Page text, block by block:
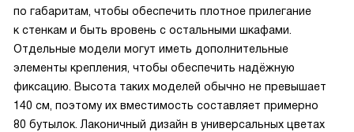
по габаритам, чтобы обеспечить плотное прилегание
к стенкам и быть вровень с остальными шкафами.
Отдельные модели могут иметь дополнительные
элементы крепления, чтобы обеспечить надёжную
фиксацию. Высота таких моделей обычно не превышает
140 см, поэтому их вместимость составляет примерно
80 бутылок. Лаконичный дизайн в универсальных цветах